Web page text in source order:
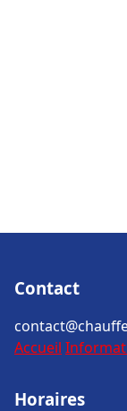
Contact
Accueil
Horaires